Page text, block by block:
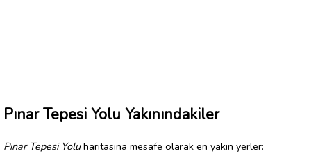
Pınar Tepesi Yolu Yakınındakiler
Pınar Tepesi Yoluharitasına mesafe olarak en yakın yerler: